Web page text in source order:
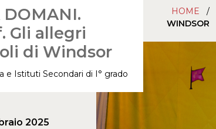
DOMANI.
Gli allegri
di Windsor
e Istituti Secondari di I° grado
2025
HOME /
WINDSOR